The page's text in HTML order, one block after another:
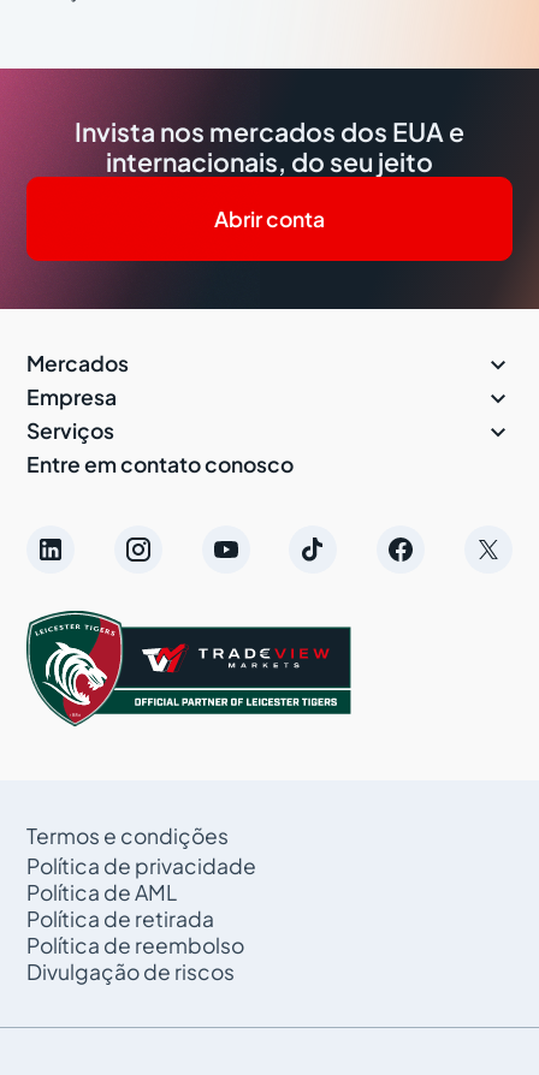
Invista nos mercados dos EUA e
internacionais, do seu jeito
Abrir conta
Mercados 
Empresa 
Serviços 
Entre em contato conosco
Termos e condições
Política de privacidade
Política de AML
Política de retirada
Política de reembolso
Divulgação de riscos